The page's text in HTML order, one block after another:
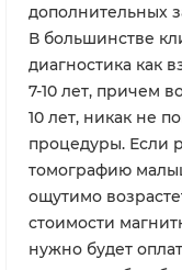
дополнительных
В большинстве
диагностика как
7-10 лет, причем
10 лет, никак не
процедуры. Если
томографию
ощутимо
стоимости
нужно будет